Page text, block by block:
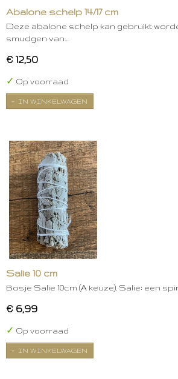
Abalone schelp 14/17 cm
Deze abalone schelp kan gebruikt
smudgen van…
€ 12,50
✓ Op voorraad
IN WINKELWAGEN
Salie 10 cm
Bosje Salie 10cm (A keuze). Salie: een
€ 6,99
✓ Op voorraad
IN WINKELWAGEN